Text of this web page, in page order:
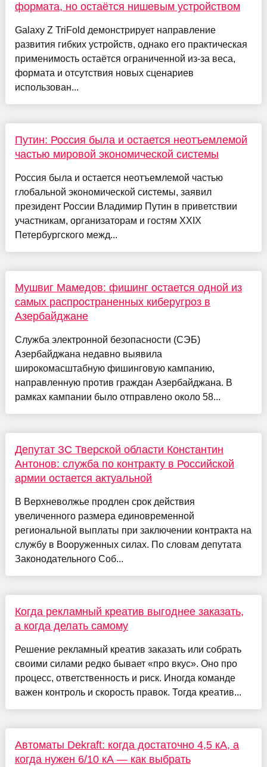
формата, но остаётся нишевым устройством
Galaxy Z TriFold демонстрирует направление
развития гибких устройств, однако его практическая
применимость остаётся ограниченной из-за веса,
формата и отсутствия новых сценариев
использован...
Путин: Россия была и остается неотъемлемой
частью мировой экономической системы
Россия была и остается неотъемлемой частью
глобальной экономической системы, заявил
президент России Владимир Путин в приветствии
участникам, организаторам и гостям XXIX
Петербургского межд...
Мушвиг Мамедов: фишинг остается одной из
самых распространенных киберугроз в
Азербайджане
Служба электронной безопасности (СЭБ)
Азербайджана недавно выявила
широкомасштабную фишинговую кампанию,
направленную против граждан Азербайджана. В
рамках кампании было отправлено около 58...
Депутат ЗС Тверской области Константин
Антонов: служба по контракту в Российской
армии остается актуальной
В Верхневолжье продлен срок действия
увеличенного размера единовременной
региональной выплаты при заключении контракта на
службу в Вооруженных силах. По словам депутата
Законодательного Соб...
Когда рекламный креатив выгоднее заказать,
а когда делать самому
Решение рекламный креатив заказать или собрать
своими силами редко бывает «про вкус». Оно про
процесс, ответственность и риск. Иногда команде
важен контроль и скорость правок. Тогда креатив...
Автоматы Dekraft: когда достаточно 4,5 кА, а
когда нужен 6/10 кА — как выбрать